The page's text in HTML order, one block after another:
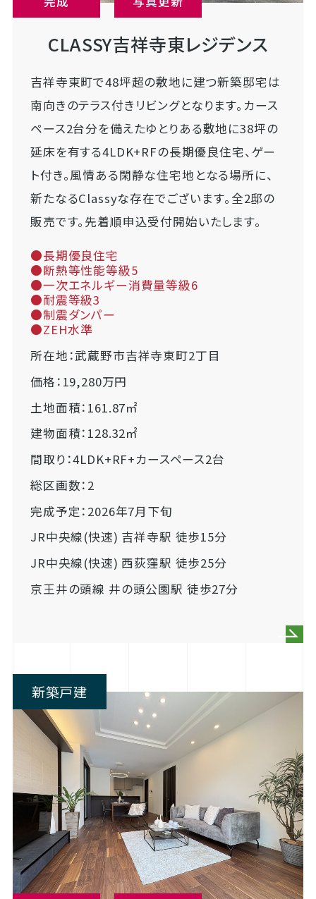
CLASSY吉祥寺東レジデンス
吉祥寺東町で48坪超の敷地に建つ新築邸宅は
南向きのテラス付きリビングとなります。カース
ペース2台分を備えたゆとりある敷地に38坪の
延床を有する4LDK+RFの長期優良住宅、ゲー
ト付き。風情ある閑静な住宅地となる場所に、
新たなるClassyな存在でございます。全2邸の
販売です。先着順申込受付開始いたします。
●長期優良住宅
●断熱等性能等級5
●一次エネルギー消費量等級6
●耐震等級3
●制震ダンパー
●ZEH水準
所在地：武蔵野市吉祥寺東町2丁目
価格：19,280万円
土地面積：161.87㎡
建物面積：128.32㎡
間取り：4LDK+RF+カースペース2台
総区画数：2
完成予定：2026年7月下旬
JR中央線(快速) 吉祥寺駅 徒歩15分
JR中央線(快速) 西荻窪駅 徒歩25分
京王井の頭線 井の頭公園駅 徒歩27分
新築戸建